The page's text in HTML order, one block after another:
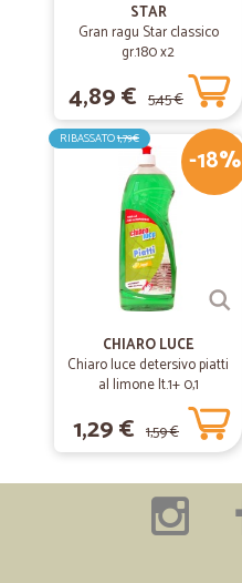
STAR
Gran ragu Star classico
gr.180 x2
4,89 € 5,45 €
-18%
RIBASSATO1,79€
CHIARO LUCE
Chiaro luce detersivo piatti
al limone lt.1+ 0,1
1,29 € 1,59 €